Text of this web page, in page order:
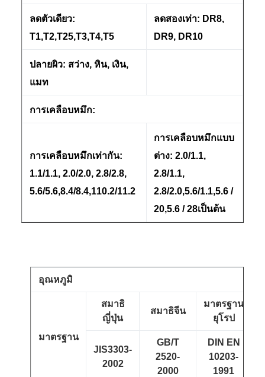
ลดตัวเดียว:
T1,T2,T25,T3,T4,T5
ลดสองเท่า: DR8,
DR9, DR10
ปลายผิว: สว่าง, หิน, เงิน,
แมท
การเคลือบหมึก:
การเคลือบหมึกเท่ากัน:
1.1/1.1, 2.0/2.0, 2.8/2.8,
5.6/5.6,8.4/8.4,110.2/11.2
การเคลือบหมึกแบบ
ต่าง: 2.0/1.1,
2.8/1.1,
2.8/2.0,5.6/1.1,5.6 /
20,5.6 / 28เป็นต้น
อุณหภูมิ
มาตรฐาน
สมาธิ
ญี่ปุ่น
สมาธิจีน
มาตรฐาน
ยุโรป
JIS3303-
2002
GB/T
2520-
2000
DIN EN
10203-
1991